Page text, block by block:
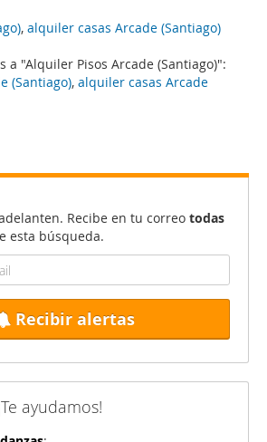
a "Alquiler Pisos Arcade (Santiago)":
(Santiago), alquiler casas Arcade
, alquiler casas Arcade (Santiago)
Recibe en tu correo todas
esta búsqueda.
Recibir alertas
ayudamos!